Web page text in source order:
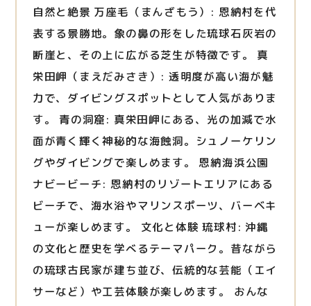
自然と絶景 万座毛（まんざもう）: 恩納村を代
表する景勝地。象の鼻の形をした琉球石灰岩の
断崖と、その上に広がる芝生が特徴です。 真
栄田岬（まえだみさき）: 透明度が高い海が魅
力で、ダイビングスポットとして人気がありま
す。 青の洞窟: 真栄田岬にある、光の加減で水
面が青く輝く神秘的な海蝕洞。シュノーケリン
グやダイビングで楽しめます。 恩納海浜公園
ナビービーチ: 恩納村のリゾートエリアにある
ビーチで、海水浴やマリンスポーツ、バーベキ
ューが楽しめます。 文化と体験 琉球村: 沖縄
の文化と歴史を学べるテーマパーク。昔ながら
の琉球古民家が建ち並び、伝統的な芸能（エイ
サーなど）や工芸体験が楽しめます。 おんな